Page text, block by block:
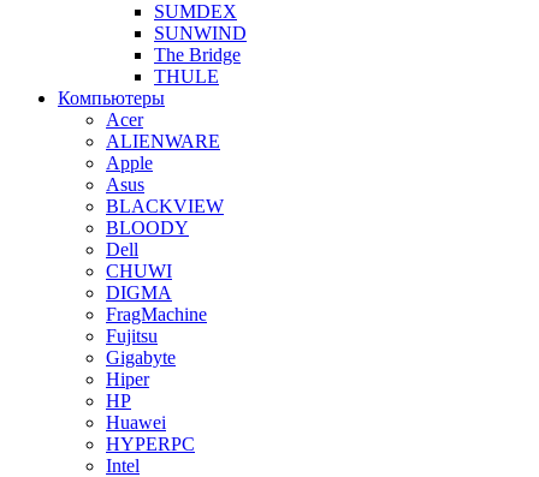
SUMDEX
SUNWIND
The Bridge
THULE
Компьютеры
Acer
ALIENWARE
Apple
Asus
BLACKVIEW
BLOODY
Dell
CHUWI
DIGMA
FragMachine
Fujitsu
Gigabyte
Hiper
HP
Huawei
HYPERPC
Intel